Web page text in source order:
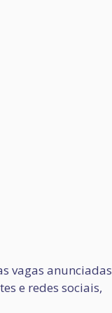
vagas anunciadas
e redes sociais,